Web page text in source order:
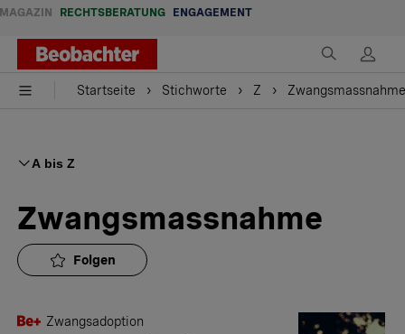
MAGAZIN RECHTSBERATUNG ENGAGEMENT
Startseite Stichworte Z Zwangsmassnahme
A bis Z
Zwangsmassnahme
Folgen
Zwangsadoption